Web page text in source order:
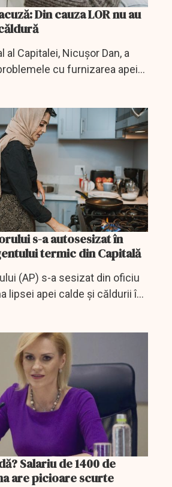
Din cauza LOR nu au
al Capitalei, Nicuşor Dan, a
cu furnizarea apei
de la nivelul Capitalei au fost
s-a autosesizat în
termic din Capitală
(AP) s-a sesizat din oficiu
lipsei apei calde şi căldurii în
unui comunicat al instituţiei
Salariu de 1400 de
are picioare scurte